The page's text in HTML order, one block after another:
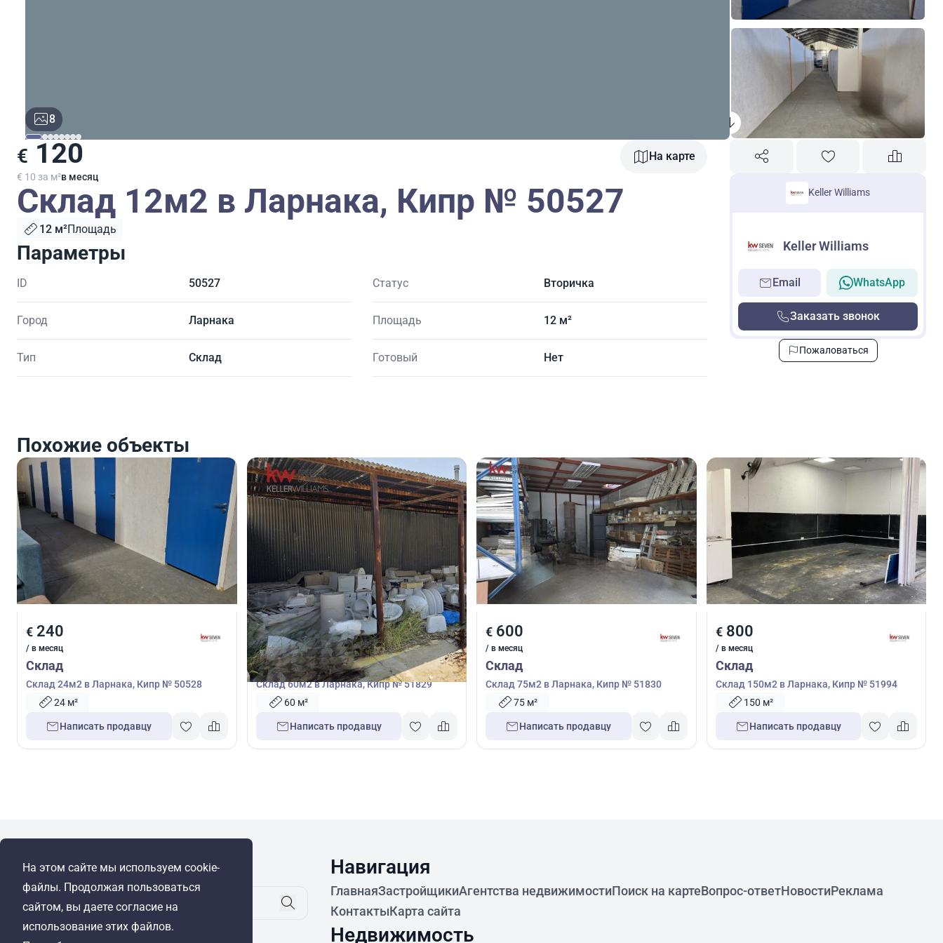
8
€ 120
€ 10 за м²в месяц
На карте
Склад 12м2 в Ларнака, Кипр № 50527
12 м²Площадь
Параметры
ID 50527
Город Ларнака
Тип Склад
Статус Вторичка
Площадь 12 м²
Готовый Нет
Keller Williams
Keller Williams
Email WhatsApp
Заказать звонок
Пожаловаться
Похожие объекты
€ 240
/ в месяц
Склад
Склад 24м2 в Ларнака, Кипр № 50528
24 м²
Написать продавцу
€300
/ в месяц
Склад
Склад 60м2 в Ларнака, Кипр № 51829
60 м²
Написать продавцу
€ 600
/ в месяц
Склад
Склад 75м2 в Ларнака, Кипр № 51830
75 м²
Написать продавцу
€800
/ в месяц
Склад
Склад 150м2 в Ларнака, Кипр № 51994
150 м²
Написать продавцу
На этом сайте мы используем cookie-
файлы. Продолжая пользоваться
сайтом, вы даете согласие на
использование этих файлов.
© Cyprus Realestate 2026. Все права защищены!
Будьте в курсе
Навигация
ГлавнаяЗастройщикиАгентства недвижимостиПоиск на картеВопрос-ответНовостиРеклама
КонтактыКарта сайта
Недвижимость